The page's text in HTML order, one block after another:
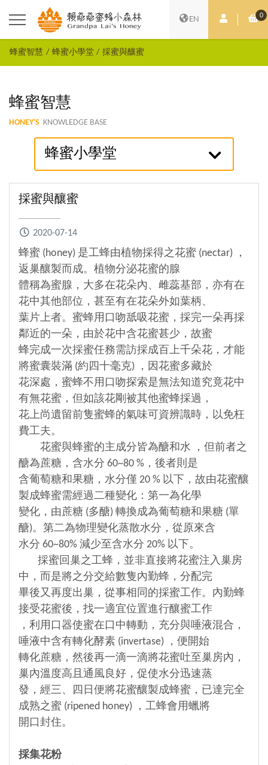
EN 會員中心0
購
蜂蜜智慧 蜂蜜小學堂 採蜜與釀蜜
蜂蜜智慧
HONEY'S KNOWLEDGE BASE
蜂蜜小學堂
採蜜與釀蜜
2020-07-14
蜂蜜 (honey) 是工蜂由植物採得之花蜜 (nectar) ，
返巢釀製而成。植物分泌花蜜的腺
體稱為蜜腺，大多在花朵內、雌蕊基部，亦有在
花中其他部位，甚至有在花朵外如葉柄、
葉片上者。蜜蜂用口吻舐吸花蜜，採完一朵再採
鄰近的一朵，由於花中含花蜜甚少，故蜜
蜂完成一次採蜜任務需訪採成百上千朵花，才能
將蜜囊裝滿 (約四十毫克) ，因花蜜多藏於
花深處，蜜蜂不用口吻探索是無法知道究竟花中
有無花蜜，但如該花剛被其他蜜蜂採過，
花上尚遺留前隻蜜蜂的氣味可資辨識時，以免枉
費工夫。
花蜜與蜂蜜的主成分皆為醣和水 ，但前者之
醣為蔗糖，含水分 60~80 %，後者則是
含葡萄糖和果糖，水分僅 20 % 以下，故由花蜜釀
製成蜂蜜需經過二種變化：第一為化學
變化，由蔗糖 (多醣) 轉換成為葡萄糖和果糖 (單
醣)。第二為物理變化蒸散水分，從原來含
水分 60~80% 減少至含水分 20% 以下。
採蜜回巢之工蜂，並非直接將花蜜注入巢房
中，而是將之分交給數隻內勤蜂，分配完
畢後又再度出巢，從事相同的採蜜工作。內勤蜂
接受花蜜後，找一適宜位置進行釀蜜工作
，利用口器使蜜在口中轉動，充分與唾液混合，
唾液中含有轉化酵素 (invertase) ，便開始
轉化蔗糖，然後再一滴一滴將花蜜吐至巢房內，
巢內溫度高且通風良好，促使水分迅速蒸
發，經三、四日便將花蜜釀製成蜂蜜，已達完全
成熟之蜜 (ripened honey) ，工蜂會用蠟將
開口封住。
採集花粉